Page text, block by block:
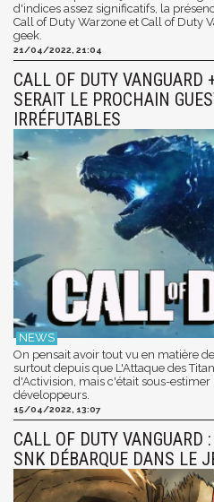
d'indices assez significatifs, la
Call of Duty Warzone et Call of Duty
geek.
21/04/2022, 21:04
CALL OF DUTY VANGUARD
SERAIT LE PROCHAIN
IRRÉFUTABLES
On pensait avoir tout vu en matière
surtout depuis que L'Attaque des
d'Activision, mais c'était sous-
développeurs.
15/04/2022, 13:07
CALL OF DUTY VANGUARD
SNK DÉBARQUE DANS LE